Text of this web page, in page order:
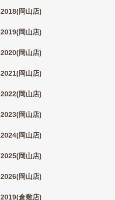
2018(岡山店)
2019(岡山店)
2020(岡山店)
2021(岡山店)
2022(岡山店)
2023(岡山店)
2024(岡山店)
2025(岡山店)
2026(岡山店)
2019(倉敷店)